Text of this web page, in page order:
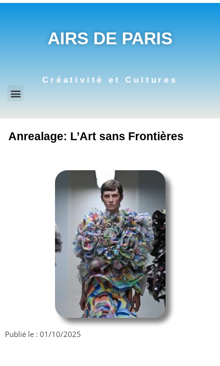
AIRS DE PARIS
Créativité et Cultures
Anrealage: L’Art sans Frontières
Publié le : 01/10/2025